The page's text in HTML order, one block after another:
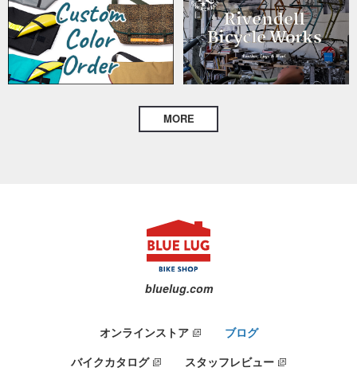
MORE
bluelug.com
オンラインストア
ブログ
バイクカタログ
スタッフレビュー